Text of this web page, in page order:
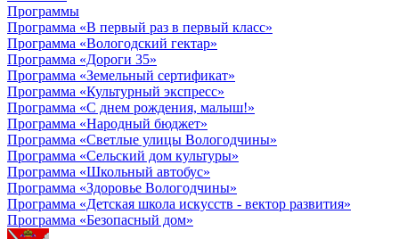
Программы
Программа «В первый раз в первый класс»
Программа «Вологодский гектар»
Программа «Дороги 35»
Программа «Земельный сертификат»
Программа «Культурный экспресс»
Программа «С днем рождения, малыш!»
Программа «Народный бюджет»
Программа «Светлые улицы Вологодчины»
Программа «Сельский дом культуры»
Программа «Школьный автобус»
Программа «Здоровье Вологодчины»
Программа «Детская школа искусств - вектор развития»
Программа «Безопасный дом»